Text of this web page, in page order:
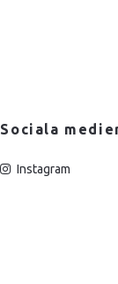
Sociala
Instagram